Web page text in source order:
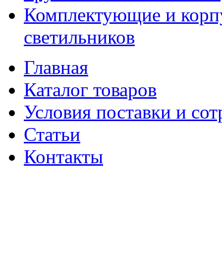
Комплектующие и
светильников
Главная
Каталог товаров
Условия поставки и
Статьи
Контакты